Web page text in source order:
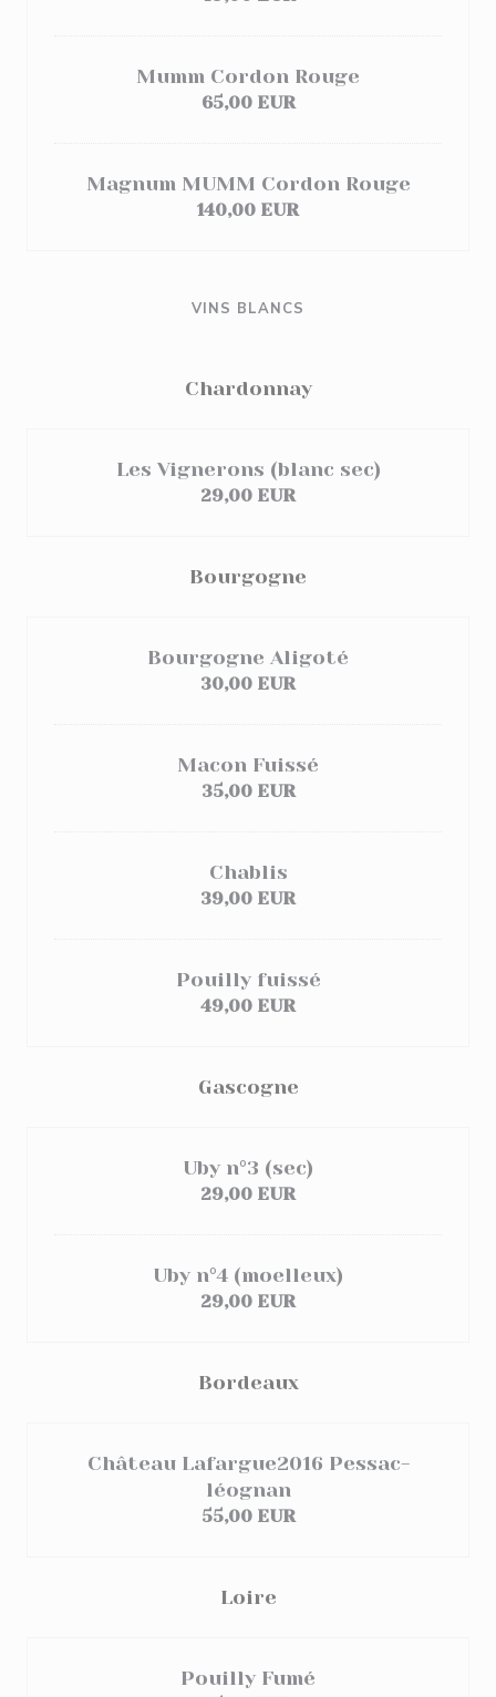
Mumm Cordon Rouge
65,00 EUR
Magnum MUMM Cordon Rouge
140,00 EUR
VINS BLANCS
Chardonnay
Les Vignerons (blanc sec)
29,00 EUR
Bourgogne
Bourgogne Aligoté
30,00 EUR
Macon Fuissé
35,00 EUR
Chablis
39,00 EUR
Pouilly fuissé
49,00 EUR
Gascogne
Uby n°3 (sec)
29,00 EUR
Uby n°4 (moelleux)
29,00 EUR
Bordeaux
Château Lafargue2016 Pessac-
léognan
55,00 EUR
Loire
Pouilly Fumé